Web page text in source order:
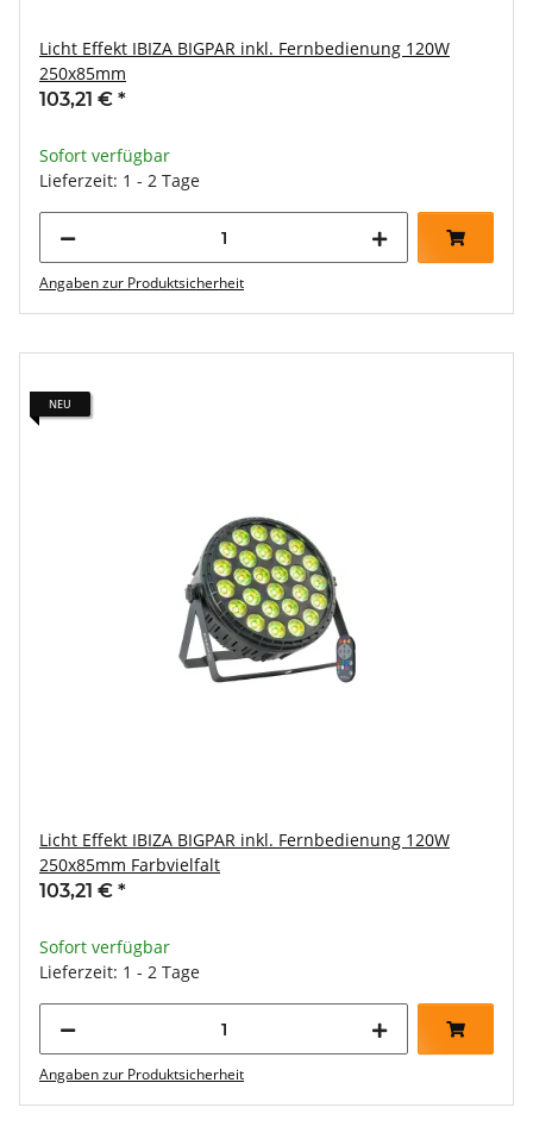
Licht Effekt IBIZA BIGPAR inkl. Fernbedienung 120W
250x85mm
103,21 € *
Sofort verfügbar
Lieferzeit: 1 - 2 Tage
Angaben zur Produktsicherheit
NEU
Licht Effekt IBIZA BIGPAR inkl. Fernbedienung 120W
250x85mm Farbvielfalt
103,21 € *
Sofort verfügbar
Lieferzeit: 1 - 2 Tage
Angaben zur Produktsicherheit